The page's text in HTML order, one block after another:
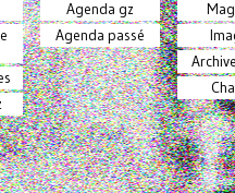
Agenda gz
Agenda passé